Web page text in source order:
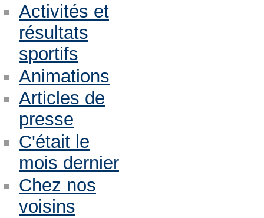
Activités et
résultats
sportifs
Animations
Articles de
presse
C'était le
mois dernier
Chez nos
voisins